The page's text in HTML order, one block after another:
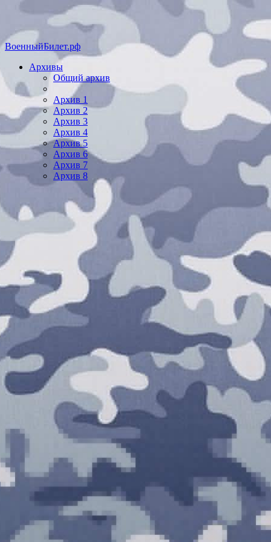
ВоенныйБилет.рф
Архивы
Общий архив
Архив 1
Архив 2
Архив 3
Архив 4
Архив 5
Архив 6
Архив 7
Архив 8